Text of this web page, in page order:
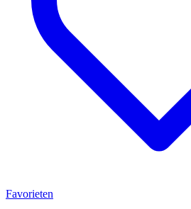
Favorieten